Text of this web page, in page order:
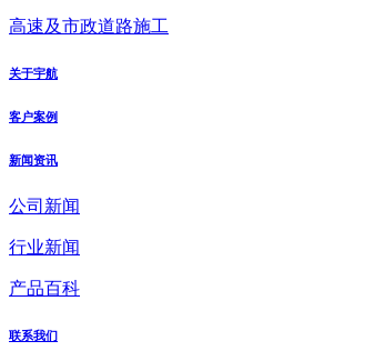
高速及市政道路施工
关于宇航
客户案例
新闻资讯
公司新闻
行业新闻
产品百科
联系我们